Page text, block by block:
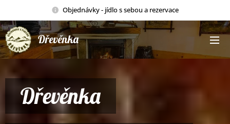
Objednávky - jídlo s sebou a rezervace
Dřevěnka
Dřevěnka